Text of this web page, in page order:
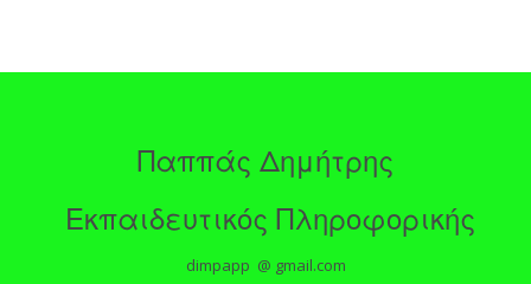
Παππάς Δημήτρης
Εκπαιδευτικός Πληροφορικής
dimpapp @ gmail.com